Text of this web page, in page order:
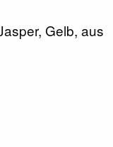
Gelb, aus